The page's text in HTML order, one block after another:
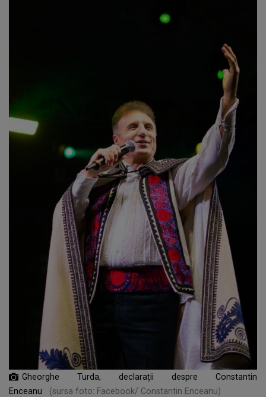
Gheorghe Turda, declarații despre Constantin
Enceanu
(sursa foto: Facebook/ Constantin Enceanu)